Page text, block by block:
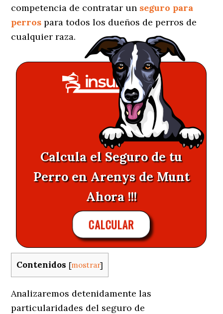
competencia de contratar un seguro para
perros para todos los dueños de perros de
cualquier raza.
Calcula el Seguro de tu
Perro en Arenys de Munt
Ahora !!!
CALCULAR
Contenidos [mostrar]
Analizaremos detenidamente las
particularidades del seguro de